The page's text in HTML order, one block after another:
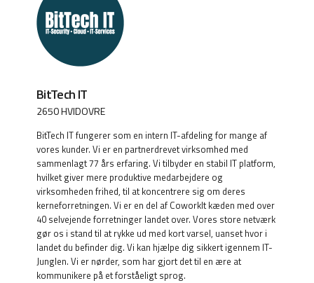
BitTech IT
2650 HVIDOVRE
BitTech IT fungerer som en intern IT-afdeling for mange af
vores kunder. Vi er en partnerdrevet virksomhed med
sammenlagt 77 års erfaring. Vi tilbyder en stabil IT platform,
hvilket giver mere produktive medarbejdere og
virksomheden frihed, til at koncentrere sig om deres
kerneforretningen. Vi er en del af CoworkIt kæden med over
40 selvejende forretninger landet over. Vores store netværk
gør os i stand til at rykke ud med kort varsel, uanset hvor i
landet du befinder dig. Vi kan hjælpe dig sikkert igennem IT-
Junglen. Vi er nørder, som har gjort det til en ære at
kommunikere på et forståeligt sprog.